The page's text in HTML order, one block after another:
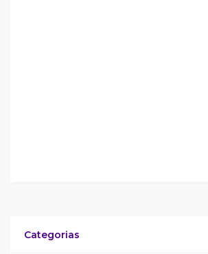
Categorias